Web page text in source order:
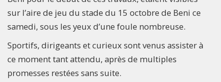
sur l’aire de jeu du stade du 15 octobre de Beni ce
samedi, sous les yeux d’une foule nombreuse.
Sportifs, dirigeants et curieux sont venus assister à
ce moment tant attendu, après de multiples
promesses restées sans suite.